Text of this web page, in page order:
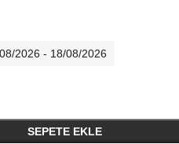
2026 - 18/08/2026
SEPETE EKLE